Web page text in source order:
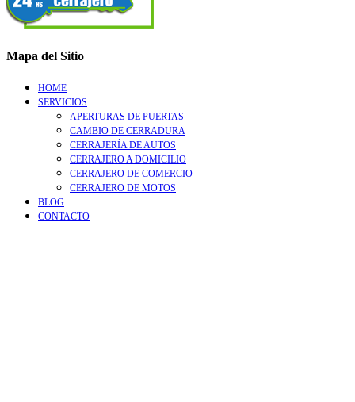
Mapa del Sitio
HOME
SERVICIOS
APERTURAS DE PUERTAS
CAMBIO DE CERRADURA
CERRAJERÍA DE AUTOS
CERRAJERO A DOMICILIO
CERRAJERO DE COMERCIO
CERRAJERO DE MOTOS
BLOG
CONTACTO